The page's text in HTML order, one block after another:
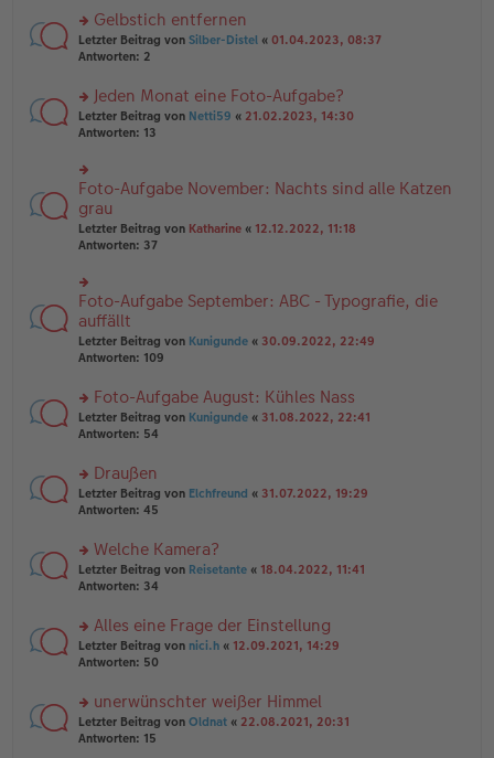
tr
a
g
e
n
er
tr
a
g
n
g
el
e
n
er
tr
a
g
rs
te
n
g
el
e
n
er
B
ei
tr
g
Gelbstich entfernen
Letzter Beitrag von Silber-Distel « 01.04.2023, 08:37
Antworten: 2
rs
te
u
n
g
el
es
e
er
B
tr
a
g
Jeden Monat eine Foto-Aufgabe?
Letzter Beitrag von Netti59 « 21.02.2023, 14:30
Antworten: 13
rs
te
r
u
n
el
es
e
n
er
tr
a
g
Foto-Aufgabe November: Nachts sind alle Katzen
grau
Letzter Beitrag von Katharine « 12.12.2022, 11:18
Antworten: 37
rs
te
r
u
n
el
es
e
B
ei
tr
g
Foto-Aufgabe September: ABC - Typografie, die
auffällt
Letzter Beitrag von Kunigunde « 30.09.2022, 22:49
Antworten: 109
rs
te
n
g
el
e
n
er
tr
a
g
Foto-Aufgabe August: Kühles Nass
Letzter Beitrag von Kunigunde « 31.08.2022, 22:41
Antworten: 54
rs
te
n
g
el
e
n
er
tr
a
g
Draußen
Letzter Beitrag von Elchfreund « 31.07.2022, 19:29
Antworten: 45
rs
te
n
g
el
e
n
er
Welche Kamera?
Letzter Beitrag von Reisetante « 18.04.2022, 11:41
Antworten: 34
rs
te
n
g
el
Alles eine Frage der Einstellung
Letzter Beitrag von nici.h « 12.09.2021, 14:29
Antworten: 50
rs
te
unerwünschter weißer Himmel
Letzter Beitrag von Oldnat « 22.08.2021, 20:31
Antworten: 15